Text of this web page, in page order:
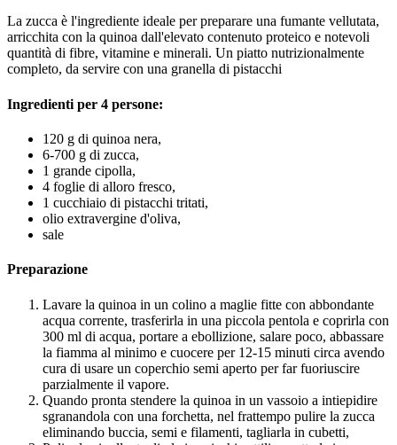
La zucca è l'ingrediente ideale per preparare una fumante vellutata,
arricchita con la quinoa dall'elevato contenuto proteico e notevoli
quantità di fibre, vitamine e minerali. Un piatto nutrizionalmente
completo, da servire con una granella di pistacchi
Ingredienti per 4 persone:
120 g di quinoa nera,
6-700 g di zucca,
1 grande cipolla,
4 foglie di alloro fresco,
1 cucchiaio di pistacchi tritati,
olio extravergine d'oliva,
sale
Preparazione
Lavare la quinoa in un colino a maglie fitte con abbondante
acqua corrente, trasferirla in una piccola pentola e coprirla con
300 ml di acqua, portare a ebollizione, salare poco, abbassare
la fiamma al minimo e cuocere per 12-15 minuti circa avendo
cura di usare un coperchio semi aperto per far fuoriuscire
parzialmente il vapore.
Quando pronta stendere la quinoa in un vassoio a intiepidire
sgranandola con una forchetta, nel frattempo pulire la zucca
eliminando buccia, semi e filamenti, tagliarla in cubetti,